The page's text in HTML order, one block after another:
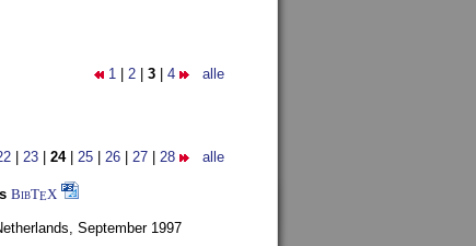
1 2 3 4 alle
23 24| 25 26 27 28 alle
BibTEX
September 1997